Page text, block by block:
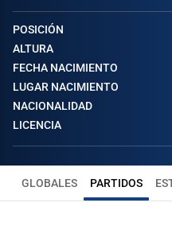
POSICIÓN
ALTURA
FECHA NACIMIENTO
LUGAR NACIMIENTO
NACIONALIDAD
LICENCIA
GLOBALES PARTIDOS